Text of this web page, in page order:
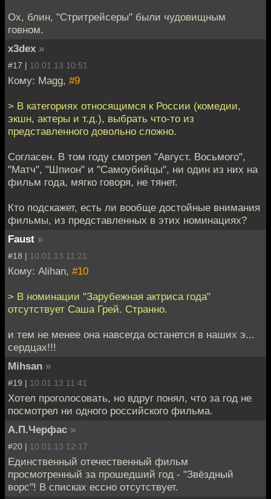
Ох, блин, "Стритрейсеры" были чудовищным
говном.
x3dex »
#17 | 10.01.13 10:51
Кому: Magg, #9
> В категориях относящимся к России (комедии,
экшн, актеры и т.д.), выбрать что-то из
представленного довольно сложно.
Согласен. В том году смотрел "Август. Восьмого",
"Матч", "Шпион" и "Самоубийцы", ни один из них на
фильм года, мягко говоря, не тянет.
Кто подскажет, есть ли вообще достойные внимания
фильмы, из представленных в этих номинациях?
Faust »
#18 | 10.01.13 11:21
Кому: Alihan, #10
> В номинации "Зарубежная актриса года"
отсутствует Саша Грей. Странно.
и тем не менее она навсегда останется в наших э...
сердцах!!!
Mihsan »
#19 | 10.01.13 11:41
Хотел проголосовать, но вдруг понял, что за год не
посмотрел ни одного российского фильма.
А.П.Черфас »
#20 | 10.01.13 12:17
Единственный отечественный фильм
просмотренный за прошедший год - "Звёздный
ворс"! В списках ессно отсутствует.